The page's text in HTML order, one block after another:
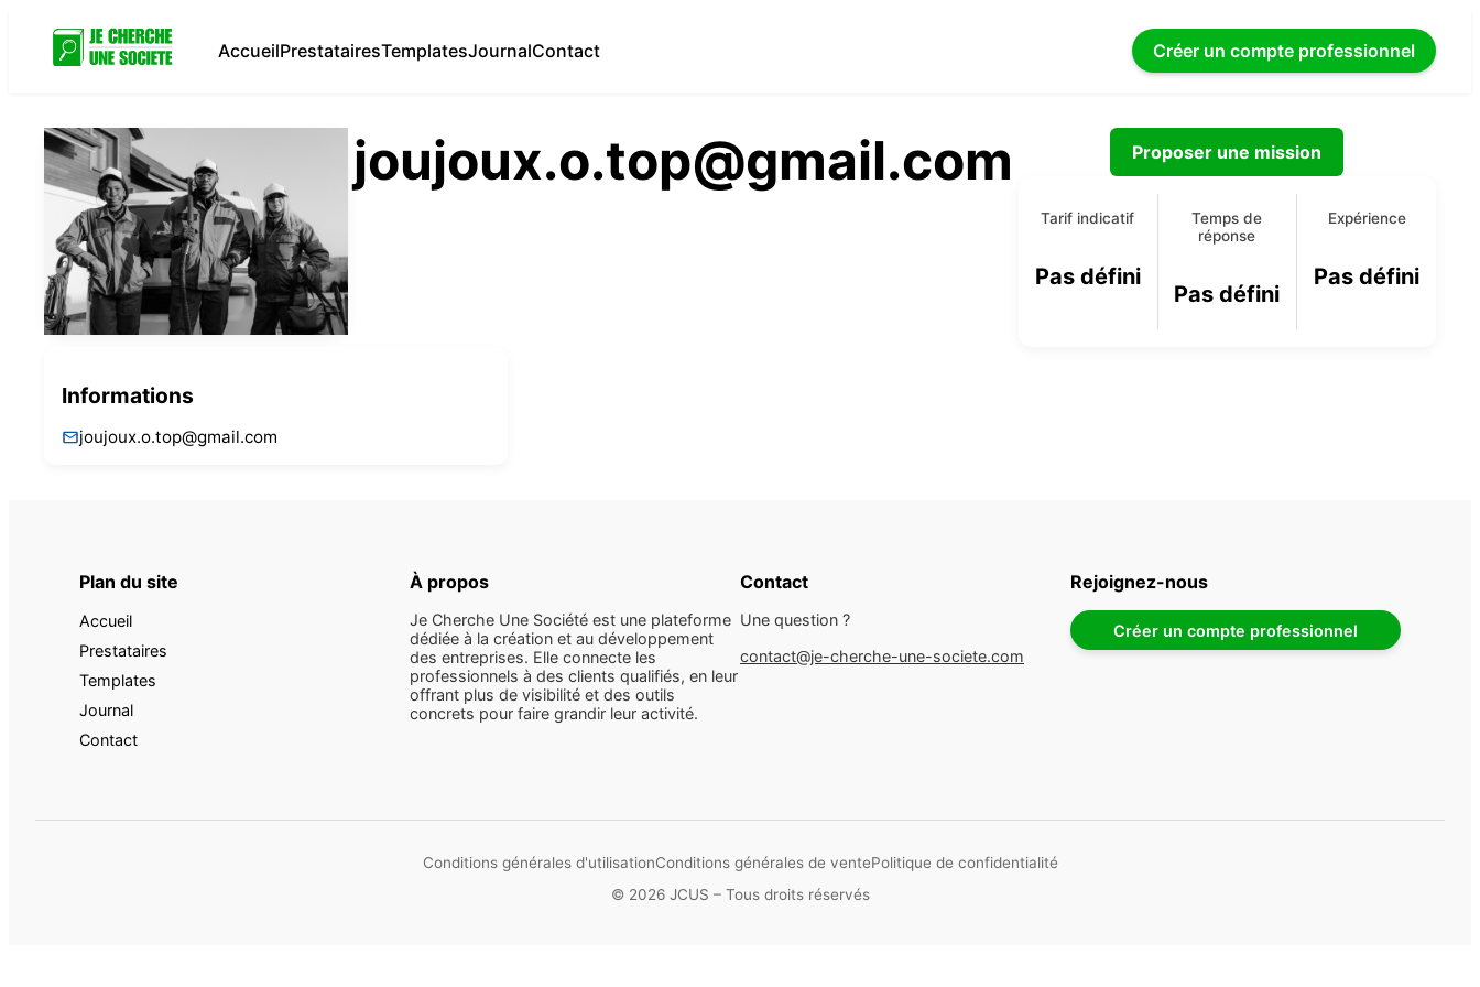
AccueilPrestatairesTemplatesJournalContact Créer un compte professionnel
joujoux.o.top@gmail.com Proposer une mission
Tarif indicatif
Pas défini
Temps de
réponse
Pas défini
Expérience
Pas défini
Informations
joujoux.o.top@gmail.com
Plan du site
Accueil
Prestataires
Templates
Journal
Contact
À propos
Je Cherche Une Société est une plateforme
dédiée à la création et au développement
des entreprises. Elle connecte les
professionnels à des clients qualifiés, en leur
offrant plus de visibilité et des outils
concrets pour faire grandir leur activité.
Contact
Une question ?
contact@je-cherche-une-societe.com
Rejoignez-nous
Créer un compte professionnel
Conditions générales d'utilisationConditions générales de ventePolitique de confidentialité
© 2026 JCUS – Tous droits réservés